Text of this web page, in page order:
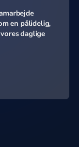
en pålidelig,
daglige